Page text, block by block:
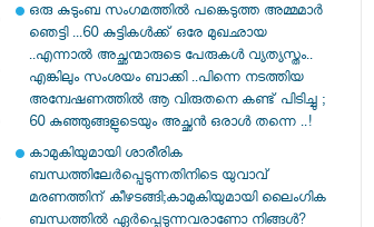
ഒരു കുടുംബ സംഗമത്തിൽ പങ്കെടുത്ത അമ്മമാർ
ഞെട്ടി ...60 കുട്ടികൾക്ക് ഒരേ മുഖഛായ
..എന്നാൽ അച്ഛന്മാരുടെ പേരുകൾ വ്യത്യസ്തം..
എങ്കിലും സംശയം ബാക്കി ..പിന്നെ നടത്തിയ
അന്വേഷണത്തിൽ ആ വിരുതനെ കണ്ട് പിടിച്ചു ;
60 കുഞ്ഞുങ്ങളുടെയും അച്ഛൻ ഒരാൾ തന്നെ ..!
കാമുകിയുമായി ശാരീരിക
ബന്ധത്തിലേർപ്പെടുന്നതിനിടെ യുവാവ്
മരണത്തിന് കീഴടങ്ങി;കാമുകിയുമായി ലൈംഗിക
ബന്ധത്തിൽ ഏർപ്പെടുന്നവരാണോ നിങ്ങൾ?